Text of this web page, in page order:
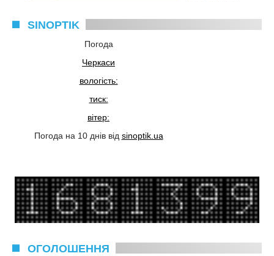
SINOPTIK
Погода
Черкаси
вологість:
тиск:
вітер:
Погода на 10 днів від sinoptik.ua
ОГОЛОШЕННЯ